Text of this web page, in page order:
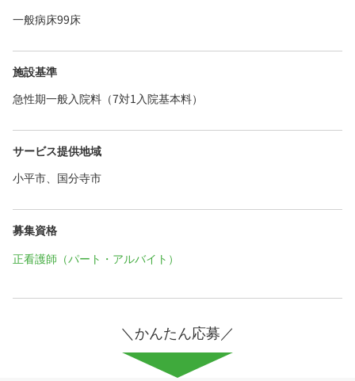
一般病床99床
施設基準
急性期一般入院料（7対1入院基本料）
サービス提供地域
小平市、国分寺市
募集資格
正看護師（パート・アルバイト）
＼かんたん応募／